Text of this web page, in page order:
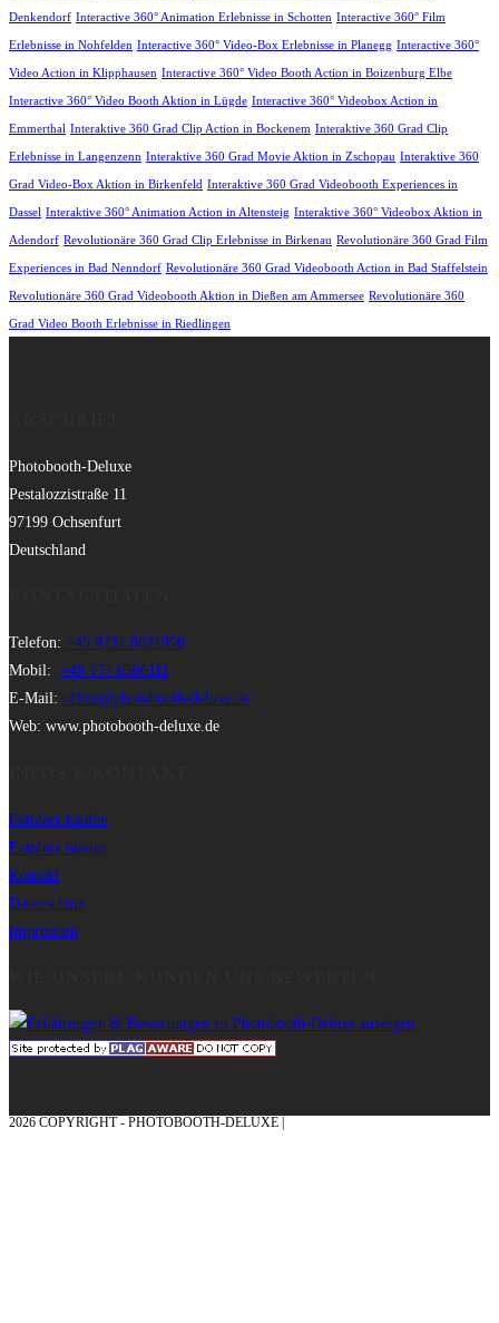
Denkendorf Interactive 360° Animation Erlebnisse in Schotten Interactive 360° Film
Erlebnisse in Nohfelden Interactive 360° Video-Box Erlebnisse in Planegg Interactive 360°
Video Action in Klipphausen Interactive 360° Video Booth Action in Boizenburg Elbe
Interactive 360° Video Booth Aktion in Lügde Interactive 360° Videobox Action in
Emmerthal Interaktive 360 Grad Clip Action in Bockenem Interaktive 360 Grad Clip
Erlebnisse in Langenzenn Interaktive 360 Grad Movie Aktion in Zschopau Interaktive 360
Grad Video-Box Aktion in Birkenfeld Interaktive 360 Grad Videobooth Experiences in
Dassel Interaktive 360° Animation Action in Altensteig Interaktive 360° Videobox Aktion in
Adendorf Revolutionäre 360 Grad Clip Erlebnisse in Birkenau Revolutionäre 360 Grad Film
Experiences in Bad Nenndorf Revolutionäre 360 Grad Videobooth Action in Bad Staffelstein
Revolutionäre 360 Grad Videobooth Aktion in Dießen am Ammersee Revolutionäre 360
Grad Video Booth Erlebnisse in Riedlingen
Photobooth-Deluxe
Pestalozzistraße 11
97199 Ochsenfurt
Deutschland
Telefon: +49 9331 8021990
Mobil: +49 177 6506111
E-Mail: office@photobooth-deluxe.de
Web: www.photobooth-deluxe.de
Fotobox kaufen
Fotobox mieten
Kontakt
Datenschutz
Impressum
2026 COPYRIGHT - PHOTOBOOTH-DELUXE |